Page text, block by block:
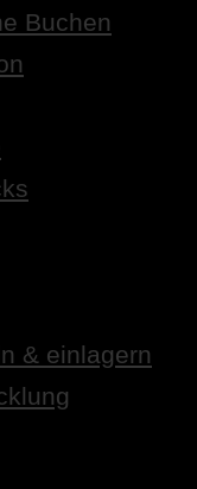
Buchen
& einlagern